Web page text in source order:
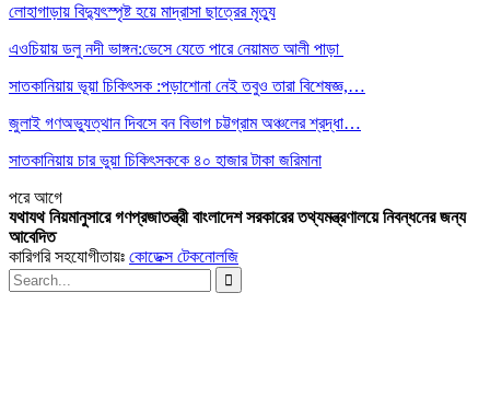
লোহাগাড়ায় বিদ্যুৎস্পৃষ্ট হয়ে মাদ্রাসা ছাত্রের মৃত্যু
এওচিয়ায় ডলু নদী ভাঙ্গন:ভেসে যেতে পারে নেয়ামত আলী পাড়া
সাতকানিয়ায় ভূয়া চিকিৎসক :পড়াশোনা নেই তবুও তারা বিশেষজ্ঞ,…
জুলাই গণঅভ্যুত্থান দিবসে বন বিভাগ চট্টগ্রাম অঞ্চলের শ্রদ্ধা…
সাতকানিয়ায় চার ভুয়া চিকিৎসককে ৪০ হাজার টাকা জরিমানা
পরেআগে
যথাযথ নিয়মানুসারে গণপ্রজাতন্ত্রী বাংলাদেশ সরকারের তথ্যমন্ত্রণালয়ে নিবন্ধনের জন্য
আবেদিত
কারিগরি সহযোগীতায়ঃ কোডেক্স টেকনোলজি